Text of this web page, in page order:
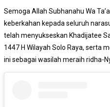
Semoga Allah Subhanahu Wa
keberkahan kepada seluruh
telah menyukseskan Khadijatee
1447 H Wilayah Solo Raya, serta
ini sebagai wasilah meraih ridha-